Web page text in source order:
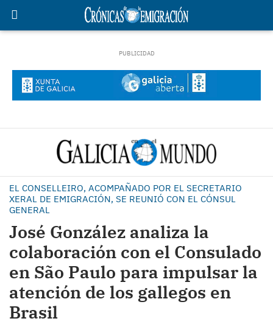
EL CONSELLEIRO, ACOMPAÑADO POR EL SECRETARIO
XERAL DE EMIGRACIÓN, SE REUNIÓ CON EL CÓNSUL
GENERAL
José González analiza la
colaboración con el Consulado
en São Paulo para impulsar la
atención de los gallegos en
Brasil